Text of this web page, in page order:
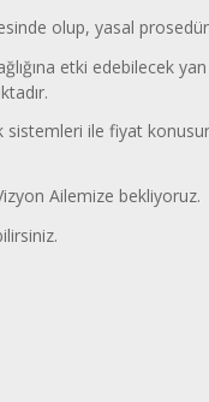
olup, yasal
etki edebilecek
sistemleri ile fiyat
Ailemize bekliyoruz.